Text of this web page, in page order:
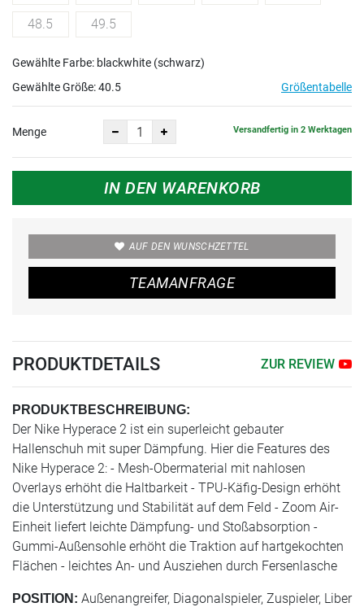
48.5 49.5
Gewählte Farbe: blackwhite (schwarz)
Gewählte Größe:40.5 Größentabelle
Menge Versandfertig in 2 Werktagen
IN DEN WARENKORB
AUF DEN WUNSCHZETTEL
TEAMANFRAGE
PRODUKTDETAILS ZUR REVIEW
PRODUKTBESCHREIBUNG:
Der Nike Hyperace 2 ist ein superleicht gebauter
Hallenschuh mit super Dämpfung. Hier die Features des
Nike Hyperace 2: - Mesh-Obermaterial mit nahlosen
Overlays erhöht die Haltbarkeit - TPU-Käfig-Design erhöht
die Unterstützung und Stabilität auf dem Feld - Zoom Air-
Einheit liefert leichte Dämpfung- und Stoßabsorption -
Gummi-Außensohle erhöht die Traktion auf hartgekochten
Flächen - leichtes An- und Ausziehen durch Fersenlasche
POSITION: Außenangreifer, Diagonalspieler, Zuspieler, Liber